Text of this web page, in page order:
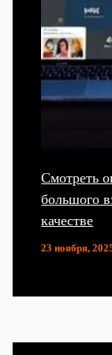
Смотреть
большого
качестве
23 ноября,